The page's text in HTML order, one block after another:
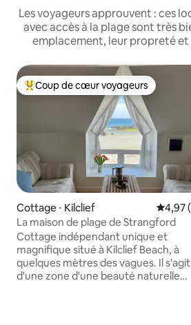
Les voyageurs approuvent : ces
avec accès à la plage sont très
emplacement, leur propreté et
Coups de cœur voyageurs les plus
Coup de cœur voyageurs
Cottage ⋅ Kilclief
4,97
La maison de plage de Strangford
Cottage indépendant unique et
magnifique situé à Kilclief Beach, à
quelques mètres des vagues. Il s'agit
d'une zone d'une beauté naturelle